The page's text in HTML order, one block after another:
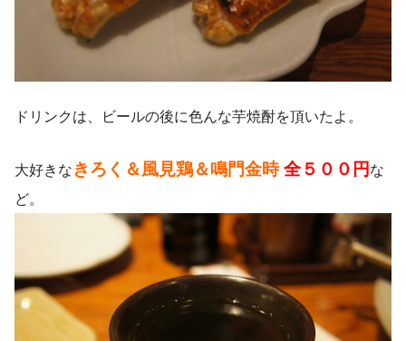
ドリンクは、ビールの後に色んな芋焼酎を頂いたよ。
大好きな きろく＆風見鶏＆鳴門金時 全５００円 な
ど。